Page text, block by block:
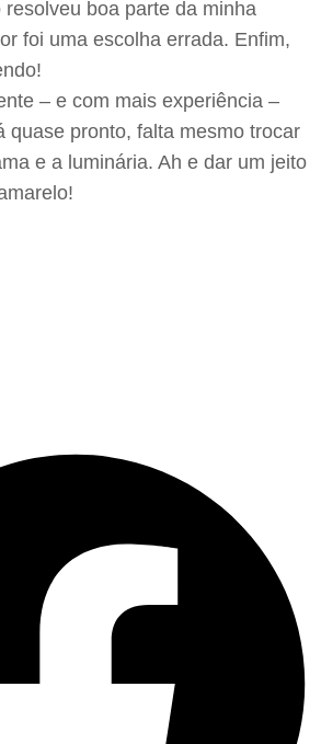
boa parte da minha
foi uma escolha errada. Enfim,
– e com mais experiência –
quase pronto, falta mesmo trocar
e a luminária. Ah e dar um jeito